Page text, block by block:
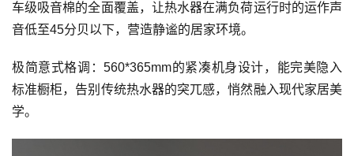
车级吸音棉的全面覆盖，让热水器在满负荷运行时的运作声
音低至45分贝以下，营造静谧的居家环境。
极简意式格调：560*365mm的紧凑机身设计，能完美隐入
标准橱柜，告别传统热水器的突兀感，悄然融入现代家居美
学。